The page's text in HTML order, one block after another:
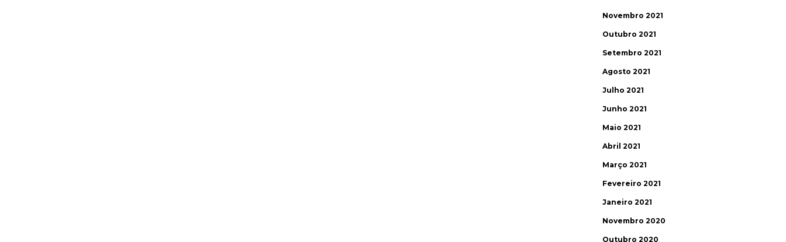
Novembro 2021
Outubro 2021
Setembro 2021
Agosto 2021
Julho 2021
Junho 2021
Maio 2021
Abril 2021
Março 2021
Fevereiro 2021
Janeiro 2021
Novembro 2020
Outubro 2020